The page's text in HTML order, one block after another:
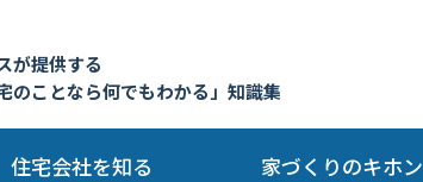
が提供する
のことなら何でもわかる」知識集
住宅会社を知る 家づくりのキホン